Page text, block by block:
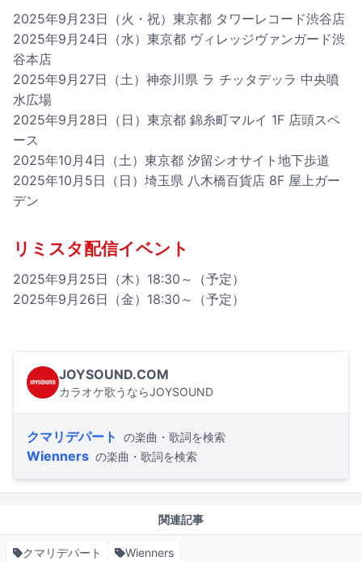
2025年9月23日（火・祝）東京都 タワーレコード渋谷店
2025年9月24日（水）東京都 ヴィレッジヴァンガード渋
谷本店
2025年9月27日（土）神奈川県 ラ チッタデッラ 中央噴
水広場
2025年9月28日（日）東京都 錦糸町マルイ 1F 店頭スペ
ース
2025年10月4日（土）東京都 汐留シオサイト地下歩道
2025年10月5日（日）埼玉県 八木橋百貨店 8F 屋上ガー
デン
リミスタ配信イベント
2025年9月25日（木）18:30～（予定）
2025年9月26日（金）18:30～（予定）
JOYSOUND.COM
カラオケ歌うならJOYSOUND
クマリデパート の楽曲・歌詞を検索
Wienners の楽曲・歌詞を検索
関連記事
クマリデパート Wienners